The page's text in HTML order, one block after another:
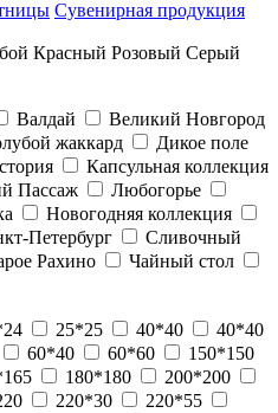
Сувенирная продукция
Красный Розовый Серый
Валдай
Великий Новгород
жаккард
Дикое поле
Капсульная коллекция
Пассаж
Любогорье
Новогодняя коллекция
Петербург
Сливочный
Рахино
Чайный стол
25*25 40*40
40*40
60*40 60*60
150*150
180*180
200*200
220*30
220*55